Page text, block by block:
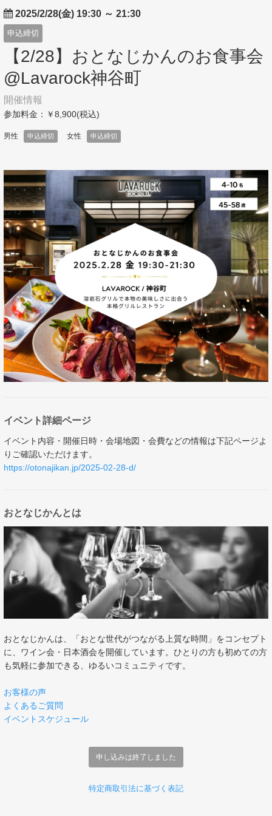
2025/2/28(金) 19:30 ～ 21:30
申込締切
【2/28】おとなじかんのお食事会
@Lavarock神谷町
開催情報
参加料金：￥8,900(税込)
男性 申込締切 女性 申込締切
イベント詳細ページ
イベント内容・開催日時・会場地図・会費などの情報は下記ページよ
りご確認いただけます。
https://otonajikan.jp/2025-02-28-d/
おとなじかんとは
おとなじかんは、「おとな世代がつながる上質な時間」をコンセプト
に、ワイン会・日本酒会を開催しています。ひとりの方も初めての方
も気軽に参加できる、ゆるいコミュニティです。
お客様の声
よくあるご質問
イベントスケジュール
申し込みは終了しました
特定商取引法に基づく表記